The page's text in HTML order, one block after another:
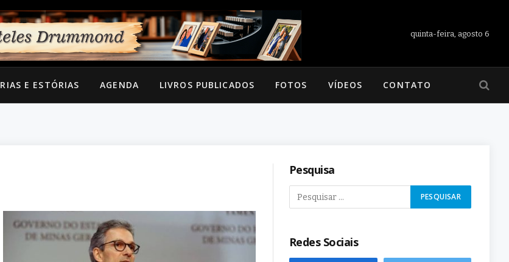
quinta-feira, agosto 6
E ESTÓRIAS AGENDA LIVROS PUBLICADOS FOTOS VÍDEOS CONTATO
Pesquisa
Redes Sociais